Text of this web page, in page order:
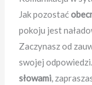
Jak pozostać
pokoju jest
Zaczynasz od
swojej
słowami,